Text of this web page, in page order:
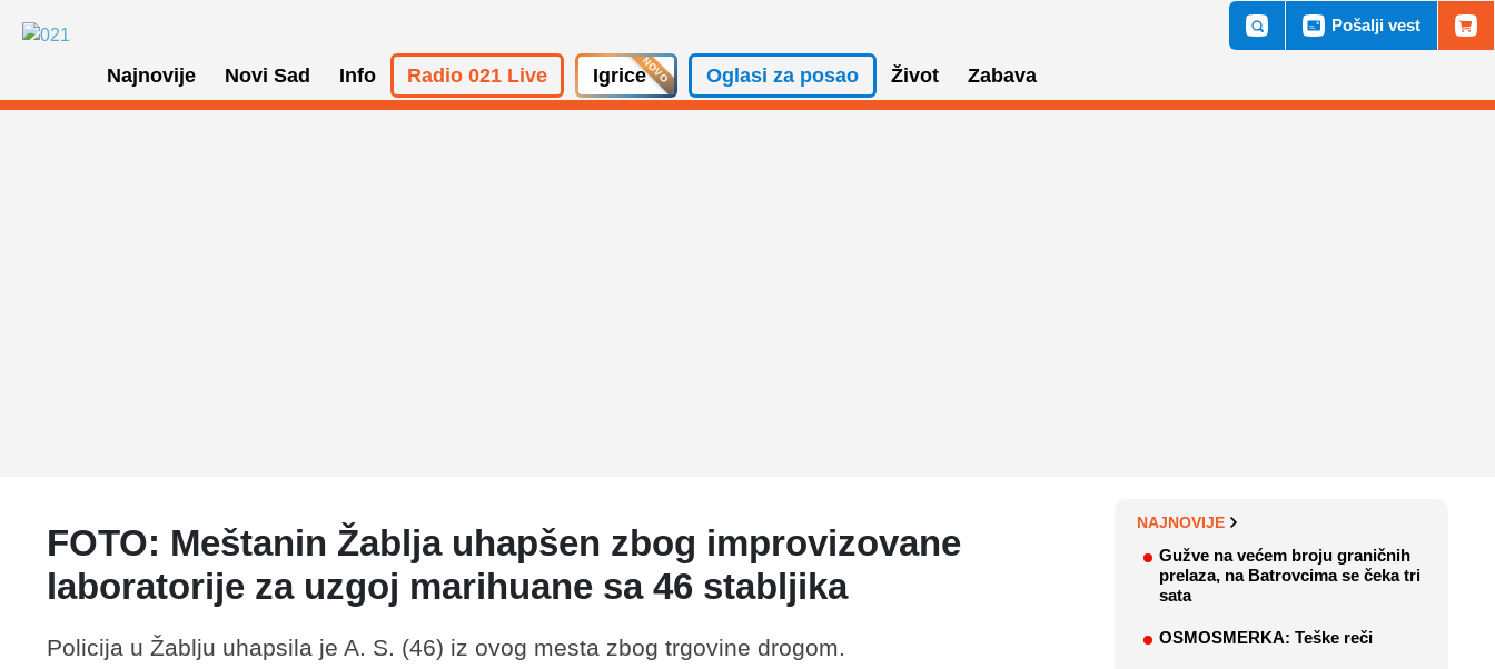
Najnovije Novi Sad Info Radio 021 Live Igrice Oglasi za posao Život Zabava
Pošalji vest
FOTO: Meštanin Žablja uhapšen zbog improvizovane
laboratorije za uzgoj marihuane sa 46 stabljika
Policija u Žablju uhapsila je A. S. (46) iz ovog mesta zbog trgovine drogom.
NAJNOVIJE
Gužve na većem broju graničnih
prelaza, na Batrovcima se čeka tri
sata
OSMOSMERKA: Teške reči